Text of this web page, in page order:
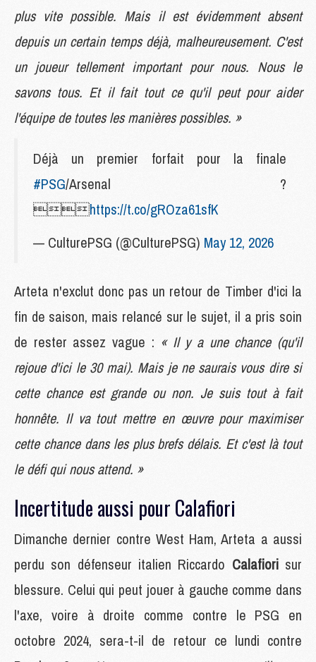
plus vite possible. Mais il est évidemment absent
depuis un certain temps déjà, malheureusement. C'est
un joueur tellement important pour nous. Nous le
savons tous. Et il fait tout ce qu'il peut pour aider
l'équipe de toutes les manières possibles. »
Déjà un premier forfait pour la finale
#PSG/Arsenal ?
https://t.co/gROza61sfK
— CulturePSG (@CulturePSG) May 12, 2026
Arteta n'exclut donc pas un retour de Timber d'ici la
fin de saison, mais relancé sur le sujet, il a pris soin
de rester assez vague : « Il y a une chance (qu'il
rejoue d'ici le 30 mai). Mais je ne saurais vous dire si
cette chance est grande ou non. Je suis tout à fait
honnête. Il va tout mettre en œuvre pour maximiser
cette chance dans les plus brefs délais. Et c'est là tout
le défi qui nous attend. »
Incertitude aussi pour Calafiori
Dimanche dernier contre West Ham, Arteta a aussi
perdu son défenseur italien Riccardo Calafiori sur
blessure. Celui qui peut jouer à gauche comme dans
l'axe, voire à droite comme contre le PSG en
octobre 2024, sera-t-il de retour ce lundi contre